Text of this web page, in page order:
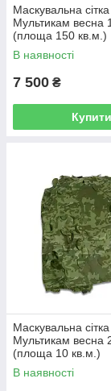
Маскувальна
Мультикам весна
(площа 150 кв.м.)
В наявності
7 500 ₴
Купити
Маскувальна
Мультикам весна
(площа 10 кв.м.)
В наявності